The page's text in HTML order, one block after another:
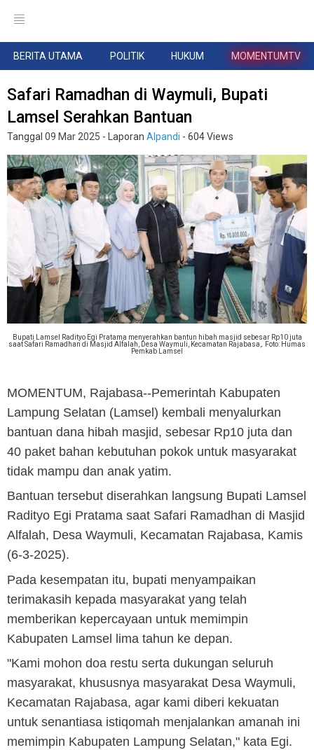
BERITA UTAMA POLITIK HUKUM MOMENTUMTV
Safari Ramadhan di Waymuli, Bupati
Lamsel Serahkan Bantuan
Tanggal 09 Mar 2025 - Laporan Alpandi - 604 Views
Bupati Lamsel Radityo Egi Pratama menyerahkan bantun hibah masjid sebesar Rp10 juta
saat Safari Ramadhan di Masjid Alfalah, Desa Waymuli, Kecamatan Rajabasa,. Foto: Humas
Pemkab Lamsel
MOMENTUM, Rajabasa--Pemerintah Kabupaten
Lampung Selatan (Lamsel) kembali menyalurkan
bantuan dana hibah masjid, sebesar Rp10 juta dan
40 paket bahan kebutuhan pokok untuk masyarakat
tidak mampu dan anak yatim.
Bantuan tersebut diserahkan langsung Bupati Lamsel
Radityo Egi Pratama saat Safari Ramadhan di Masjid
Alfalah, Desa Waymuli, Kecamatan Rajabasa, Kamis
(6-3-2025).
Pada kesempatan itu, bupati menyampaikan
terimakasih kepada masyarakat yang telah
memberikan kepercayaan untuk memimpin
Kabupaten Lamsel lima tahun ke depan.
"Kami mohon doa restu serta dukungan seluruh
masyarakat, khususnya masyarakat Desa Waymuli,
Kecamatan Rajabasa, agar kami diberi kekuatan
untuk senantiasa istiqomah menjalankan amanah ini
memimpin Kabupaten Lampung Selatan," kata Egi.